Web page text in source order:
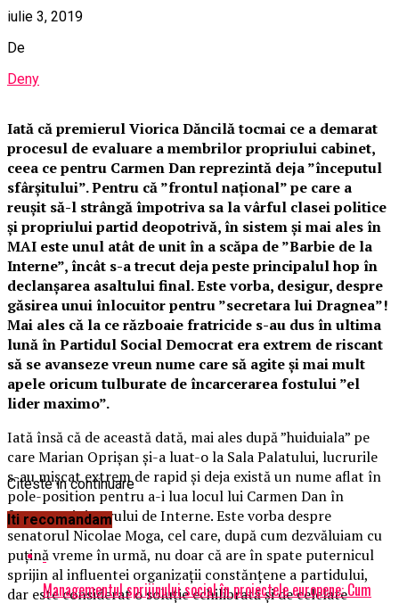
iulie 3, 2019
De
Deny
Iată că premierul Viorica Dăncilă tocmai ce a demarat
procesul de evaluare a membrilor propriului cabinet,
ceea ce pentru Carmen Dan reprezintă deja ”începutul
sfârșitului”. Pentru că ”frontul național” pe care a
reușit să-l strângă împotriva sa la vârful clasei politice
și propriului partid deopotrivă, în sistem și mai ales în
MAI este unul atât de unit în a scăpa de ”Barbie de la
Interne”, încât s-a trecut deja peste principalul hop în
declanșarea asaltului final. Este vorba, desigur, despre
găsirea unui înlocuitor pentru ”secretara lui Dragnea”!
Mai ales că la ce războaie fratricide s-au dus în ultima
lună în Partidul Social Democrat era extrem de riscant
să se avanseze vreun nume care să agite și mai mult
apele oricum tulburate de încarcerarea fostului ”el
lider maximo”.
Iată însă că de această dată, mai ales după ”huiduiala” pe
care Marian Oprișan și-a luat-o la Sala Palatului, lucrurile
s-au mișcat extrem de rapid și deja există un nume aflat în
pole-position pentru a-i lua locul lui Carmen Dan în
fruntea Ministerului de Interne. Este vorba despre
senatorul Nicolae Moga, cel care, după cum dezvăluiam cu
puțină vreme în urmă, nu doar că are în spate puternicul
sprijin al influentei organizații constănțene a partidului,
dar este considerat o soluție echilibrată și de celelate
Citeste in continuare
Iti recomandam
Managementul sprijinului social în proiectele europene: Cum